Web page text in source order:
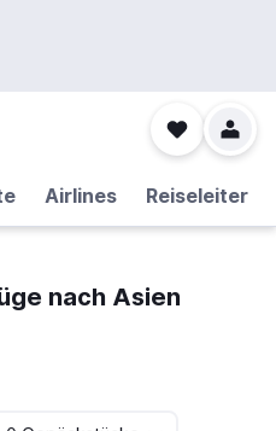
Airlines Reiseleiter
nach Asien